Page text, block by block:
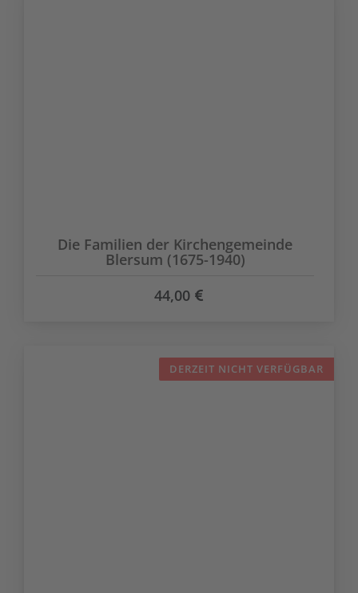
Die Familien der Kirchengemeinde
Blersum (1675-1940)
44,00
DERZEIT NICHT VERFÜGBAR